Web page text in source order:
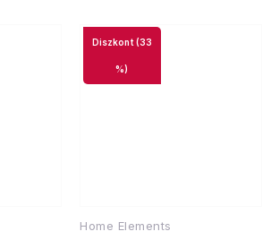
Home Elements
(33
%)